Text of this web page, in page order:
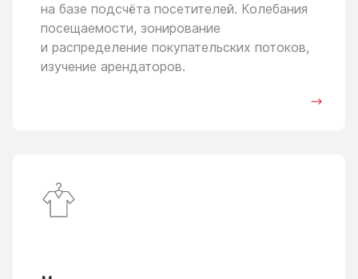
на базе подсчёта посетителей. Колебания
посещаемости, зонирование
и распределение покупательских потоков,
изучение арендаторов.